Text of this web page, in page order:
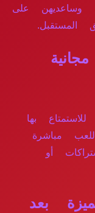
وساعديهن على
بها
مباشرة
أو
بعد